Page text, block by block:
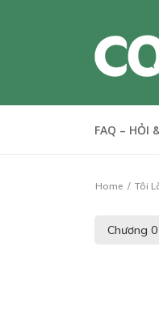
FAQ – HỎI
Home Tôi